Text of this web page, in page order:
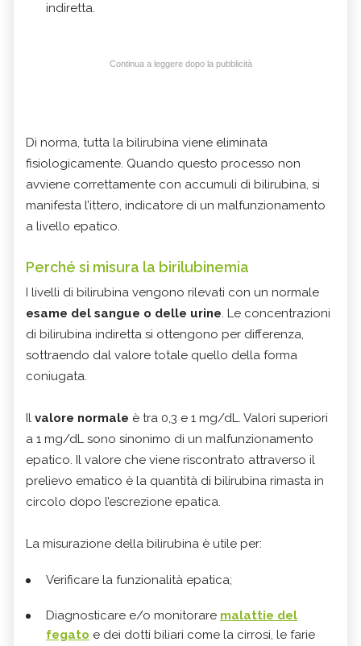
indiretta.
Continua a leggere dopo la pubblicità
Di norma, tutta la bilirubina viene eliminata
fisiologicamente. Quando questo processo non
avviene correttamente con accumuli di bilirubina, si
manifesta l’ittero, indicatore di un malfunzionamento
a livello epatico.
Perché si misura la birilubinemia
I livelli di bilirubina vengono rilevati con un normale
esame del sangue o delle urine. Le concentrazioni
di bilirubina indiretta si ottengono per differenza,
sottraendo dal valore totale quello della forma
coniugata.
Il valore normale è tra 0,3 e 1 mg/dL. Valori superiori
a 1 mg/dL sono sinonimo di un malfunzionamento
epatico. Il valore che viene riscontrato attraverso il
prelievo ematico è la quantità di bilirubina rimasta in
circolo dopo l’escrezione epatica.
La misurazione della bilirubina è utile per:
Verificare la funzionalità epatica;
Diagnosticare e/o monitorare malattie del
fegato e dei dotti biliari come la cirrosi, le farie